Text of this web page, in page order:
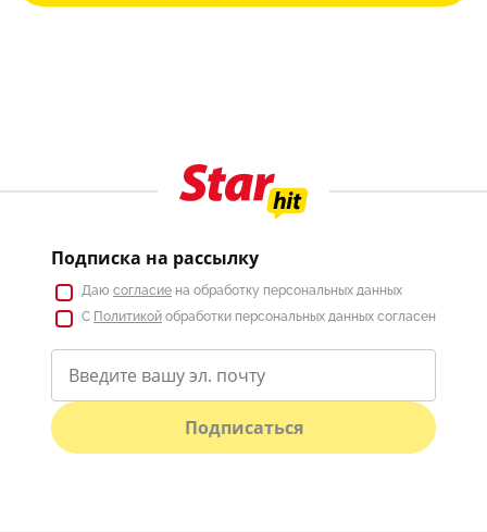
Подписка на рассылку
Даю согласие на обработку персональных данных
С Политикой обработки персональных данных согласен
Подписаться